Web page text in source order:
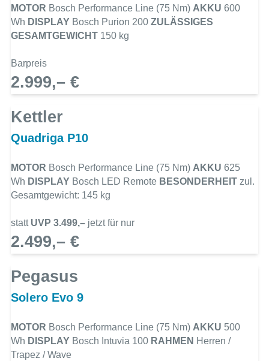
MOTOR Bosch Performance Line (75 Nm) AKKU 600
Wh DISPLAY Bosch Purion 200 ZULÄSSIGES
GESAMTGEWICHT 150 kg
Barpreis
2.999,– €
Kettler
Quadriga P10
MOTOR Bosch Performance Line (75 Nm) AKKU 625
Wh DISPLAY Bosch LED Remote BESONDERHEIT zul.
Gesamtgewicht: 145 kg
statt UVP 3.499,– jetzt für nur
2.499,– €
Pegasus
Solero Evo 9
MOTOR Bosch Performance Line (75 Nm) AKKU 500
Wh DISPLAY Bosch Intuvia 100 RAHMEN Herren /
Trapez / Wave